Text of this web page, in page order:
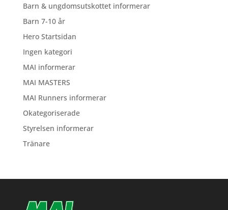
Barn & ungdomsutskottet informerar
Barn 7-10 år
Hero Startsidan
Ingen kategori
MAI informerar
MAI MASTERS
MAI Runners informerar
Okategoriserade
Styrelsen informerar
Tränare